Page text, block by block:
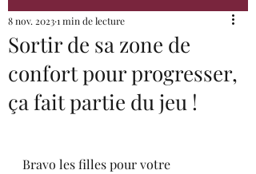
Sortir de sa zone de
confort pour progresser,
ça fait partie du jeu !
8 nov. 20231 min de lecture
Bravo les filles pour votre